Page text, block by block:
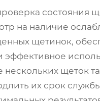
состояния
на наличие
щетинок,
эффективное
нескольких щеток
их срок